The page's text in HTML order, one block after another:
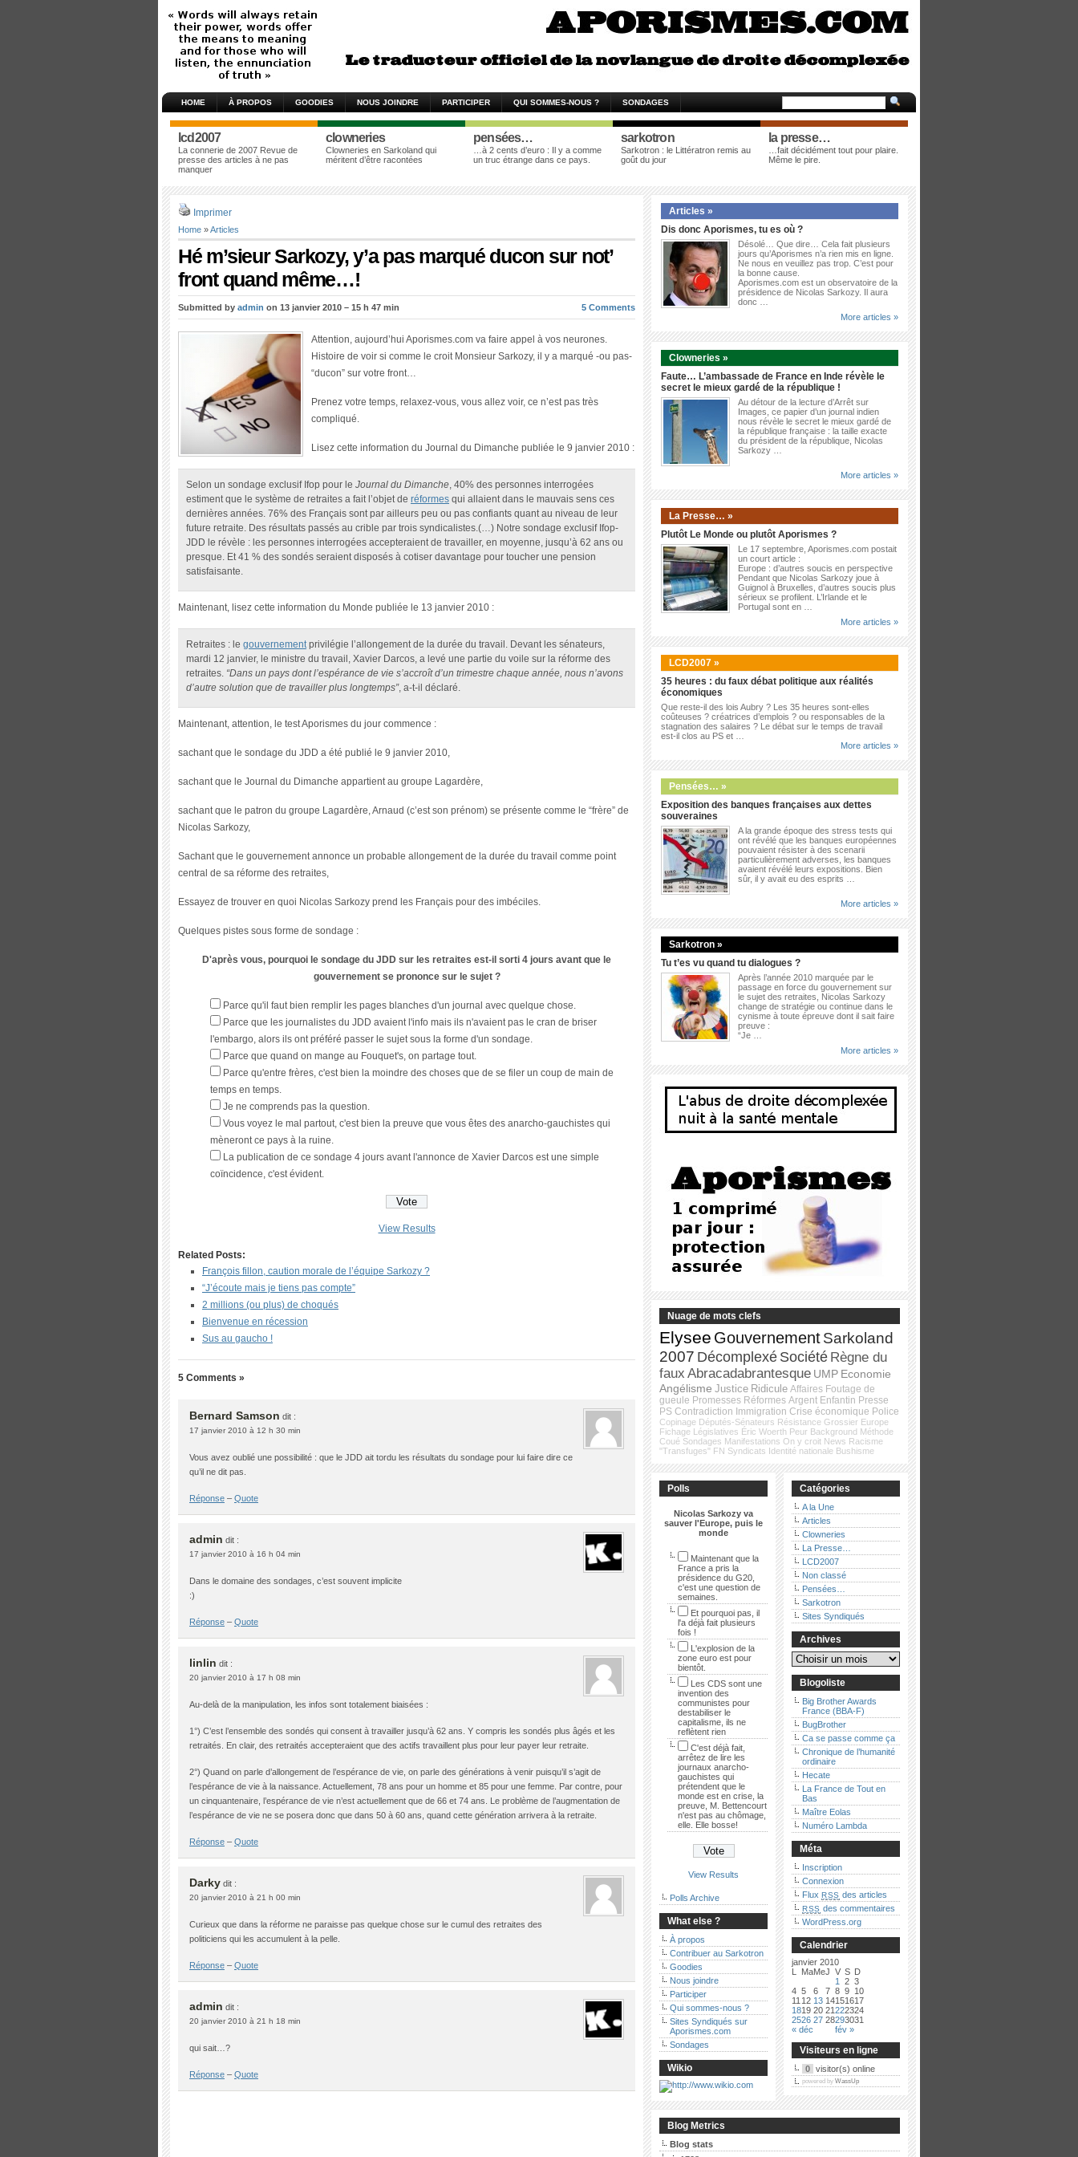
HOME À PROPOS GOODIES NOUS JOINDRE PARTICIPER QUI SOMMES-NOUS ? SONDAGES
lcd2007
La connerie de 2007 Revue de
presse des articles à ne pas
manquer
clowneries
Clowneries en Sarkoland qui
méritent d’être racontées
pensées…
…à 2 cents d’euro : Il y a comme
un truc étrange dans ce pays.
sarkotron
Sarkotron : le Littératron remis au
goût du jour
la presse…
…fait décidément tout pour plaire.
Même le pire.
Imprimer
Home »Articles
Hé m’sieur Sarkozy, y’a pas marqué ducon sur not’
front quand même…!
Submitted by admin on 13 janvier 2010 – 15 h 47 min 5 Comments
Attention, aujourd’hui Aporismes.com va faire appel à vos neurones.
Histoire de voir si comme le croit Monsieur Sarkozy, il y a marqué -ou pas-
“ducon” sur votre front…
Prenez votre temps, relaxez-vous, vous allez voir, ce n’est pas très
compliqué.
Lisez cette information du Journal du Dimanche publiée le 9 janvier 2010 :
Selon un sondage exclusif Ifop pour le Journal du Dimanche, 40% des personnes interrogées
estiment que le système de retraites a fait l’objet de réformes qui allaient dans le mauvais sens ces
dernières années. 76% des Français sont par ailleurs peu ou pas confiants quant au niveau de leur
future retraite. Des résultats passés au crible par trois syndicalistes.(…) Notre sondage exclusif Ifop-
JDD le révèle : les personnes interrogées accepteraient de travailler, en moyenne, jusqu’à 62 ans ou
presque. Et 41 % des sondés seraient disposés à cotiser davantage pour toucher une pension
satisfaisante.
Maintenant, lisez cette information du Monde publiée le 13 janvier 2010 :
Retraites : le gouvernementprivilégie l’allongement de la durée du travail. Devant les sénateurs,
mardi 12 janvier, le ministre du travail, Xavier Darcos, a levé une partie du voile sur la réforme des
retraites. “Dans un pays dont l’espérance de vie s’accroît d’un trimestre chaque année, nous n’avons
d’autre solution que de travailler plus longtemps”, a-t-il déclaré.
Maintenant, attention, le test Aporismes du jour commence :
sachant que le sondage du JDD a été publié le 9 janvier 2010,
sachant que le Journal du Dimanche appartient au groupe Lagardère,
sachant que le patron du groupe Lagardère, Arnaud (c’est son prénom) se présente comme le “frère” de
Nicolas Sarkozy,
Sachant que le gouvernement annonce un probable allongement de la durée du travail comme point
central de sa réforme des retraites,
Essayez de trouver en quoi Nicolas Sarkozy prend les Français pour des imbéciles.
Quelques pistes sous forme de sondage :
D'après vous, pourquoi le sondage du JDD sur les retraites est-il sorti 4 jours avant que le
gouvernement se prononce sur le sujet ?
Parce qu'il faut bien remplir les pages blanches d'un journal avec quelque chose.
Parce que les journalistes du JDD avaient l'info mais ils n'avaient pas le cran de briser
l'embargo, alors ils ont préféré passer le sujet sous la forme d'un sondage.
Parce que quand on mange au Fouquet's, on partage tout.
Parce qu'entre frères, c'est bien la moindre des choses que de se filer un coup de main de
temps en temps.
Je ne comprends pas la question.
Vous voyez le mal partout, c'est bien la preuve que vous êtes des anarcho-gauchistes qui
mèneront ce pays à la ruine.
La publication de ce sondage 4 jours avant l'annonce de Xavier Darcos est une simple
coïncidence, c'est évident.
View Results
Related Posts:
François fillon, caution morale de l’équipe Sarkozy ?
“J’écoute mais je tiens pas compte”
2 millions (ou plus) de choqués
Bienvenue en récession
Sus au gaucho !
5 Comments »
Bernard Samson dit :
17 janvier 2010 à 12 h 30 min
Vous avez oublié une possibilité : que le JDD ait tordu les résultats du sondage pour lui faire dire ce
qu’il ne dit pas.
Réponse – Quote
admin dit :
17 janvier 2010 à 16 h 04 min
Dans le domaine des sondages, c’est souvent implicite
:)
Réponse – Quote
linlin dit :
20 janvier 2010 à 17 h 08 min
Au-delà de la manipulation, les infos sont totalement biaisées :
1°) C’est l’ensemble des sondés qui consent à travailler jusqu’à 62 ans. Y compris les sondés plus âgés et les
retraités. En clair, des retraités accepteraient que des actifs travaillent plus pour leur payer leur retraite.
2°) Quand on parle d’allongement de l’espérance de vie, on parle des générations à venir puisqu’il s’agit de
l’espérance de vie à la naissance. Actuellement, 78 ans pour un homme et 85 pour une femme. Par contre, pour
un cinquantenaire, l’espérance de vie n’est actuellement que de 66 et 74 ans. Le problème de l’augmentation de
l’espérance de vie ne se posera donc que dans 50 à 60 ans, quand cette génération arrivera à la retraite.
Réponse – Quote
Darky dit :
20 janvier 2010 à 21 h 00 min
Curieux que dans la réforme ne paraisse pas quelque chose sur le cumul des retraites des
politiciens qui les accumulent à la pelle.
Réponse – Quote
admin dit :
20 janvier 2010 à 21 h 18 min
qui sait…?
Réponse – Quote
Articles »
Dis donc Aporismes, tu es où ?
Désolé… Que dire… Cela fait plusieurs
jours qu’Aporismes n’a rien mis en ligne.
Ne nous en veuillez pas trop. C’est pour
la bonne cause.
Aporismes.com est un observatoire de la
présidence de Nicolas Sarkozy. Il aura
donc …
More articles »
Clowneries »
Faute… L’ambassade de France en Inde révèle le
secret le mieux gardé de la république !
Au détour de la lecture d’Arrêt sur
Images, ce papier d’un journal indien
nous révèle le secret le mieux gardé de
la république française : la taille exacte
du président de la république, Nicolas
Sarkozy …
More articles »
La Presse… »
Plutôt Le Monde ou plutôt Aporismes ?
Le 17 septembre, Aporismes.com postait
un court article :
Europe : d’autres soucis en perspective
Pendant que Nicolas Sarkozy joue à
Guignol à Bruxelles, d’autres soucis plus
sérieux se profilent. L’Irlande et le
Portugal sont en …
More articles »
LCD2007 »
35 heures : du faux débat politique aux réalités
économiques
Que reste-il des lois Aubry ? Les 35 heures sont-elles
coûteuses ? créatrices d’emplois ? ou responsables de la
stagnation des salaires ? Le débat sur le temps de travail
est-il clos au PS et …
More articles »
Pensées… »
Exposition des banques françaises aux dettes
souveraines
A la grande époque des stress tests qui
ont révélé que les banques européennes
pouvaient résister à des scenarii
particulièrement adverses, les banques
avaient révélé leurs expositions. Bien
sûr, il y avait eu des esprits …
More articles »
Sarkotron »
Tu t’es vu quand tu dialogues ?
Après l’année 2010 marquée par le
passage en force du gouvernement sur
le sujet des retraites, Nicolas Sarkozy
change de stratégie ou continue dans le
cynisme à toute épreuve dont il sait faire
preuve :
“Je …
More articles »
Nuage de mots clefs
Elysee GouvernementSarkoland
2007 Décomplexé Société Règne du
faux Abracadabrantesque UMP Economie
Angélisme Justice Ridicule Affaires Foutage de
gueule Promesses Réformes Argent Enfantin Presse
PS Contradiction Immigration Crise économique Police
Copinage Députés-Sénateurs Résistance Grossier Europe
Fichage Législatives Éric Woerth Peur Background Méthode
Coué Sondages Manifestations On y croit News Racisme
"Transfuges" FN Syndicats Identité nationale Bushisme
Polls
Nicolas Sarkozy va
sauver l'Europe, puis le
monde
Maintenant que la
France a pris la
présidence du G20,
c'est une question de
semaines.
Et pourquoi pas, il
l'a déjà fait plusieurs
fois !
L'explosion de la
zone euro est pour
bientôt.
Les CDS sont une
invention des
communistes pour
destabiliser le
capitalisme, ils ne
reflètent rien
C'est déjà fait,
arrêtez de lire les
journaux anarcho-
gauchistes qui
prétendent que le
monde est en crise, la
preuve, M. Bettencourt
n'est pas au chômage,
elle. Elle bosse!
View Results
Polls Archive
What else ?
À propos
Contribuer au Sarkotron
Goodies
Nous joindre
Participer
Qui sommes-nous ?
Sites Syndiqués sur
Aporismes.com
Sondages
Wikio
Catégories
A la Une
Articles
Clowneries
La Presse…
LCD2007
Non classé
Pensées…
Sarkotron
Sites Syndiqués
Archives
Blogoliste
Big Brother Awards
France (BBA-F)
BugBrother
Ca se passe comme ça
Chronique de l’humanité
ordinaire
Hecate
La France de Tout en
Bas
Maître Eolas
Numéro Lambda
Méta
Inscription
Connexion
Flux RSS des articles
RSS des commentaires
WordPress.org
Calendrier
janvier 2010
L
MaMeJ V S D
« déc fév »
1 2 3
4 5 6 7 8 9 10
11 12 13 14151617
1819 20 21222324
2526 27 28293031
Visiteurs en ligne
0 visitor(s) online
powered by WassUp
Blog Metrics
Blog stats